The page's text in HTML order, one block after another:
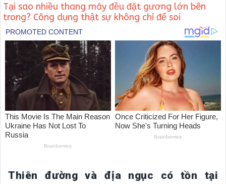
Tại sao nhiều thang máy đều đặt gương lớn bên
trong? Công dụng thật sự không chỉ để soi
Thiên đường và địa ngục có tồn tại